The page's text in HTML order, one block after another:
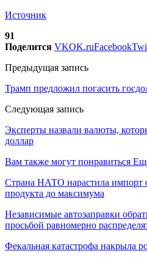
Источник
91
Поделится VKOK.ruFacebook
Предыдущая запись
Трамп предложил погасить
Следующая запись
Эксперты назвали валюты,
доллар
Вам также могут понравиться
Страна НАТО нарастила импорт
продукта до максимума
Независимые автозаправки
просьбой равномерно
Фекальная катастрофа накрыла